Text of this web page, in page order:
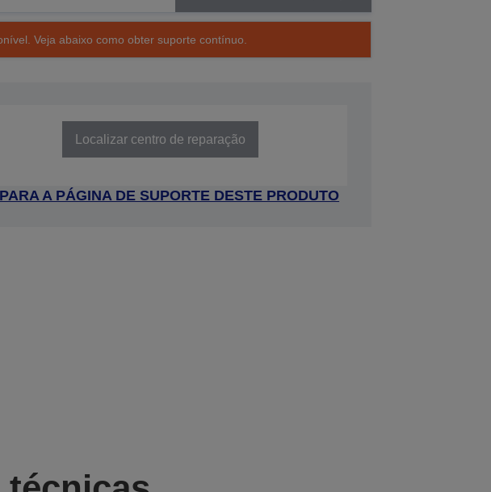
Veja abaixo como obter suporte contínuo.
Localizar centro de reparação
A PÁGINA DE SUPORTE DESTE PRODUTO